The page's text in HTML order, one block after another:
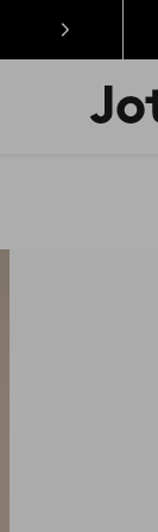
Jotex’
logo